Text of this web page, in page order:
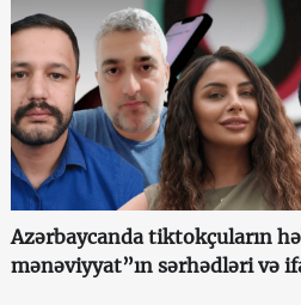
Azərbaycanda tiktokçuların
mənəviyyat”ın sərhədləri və